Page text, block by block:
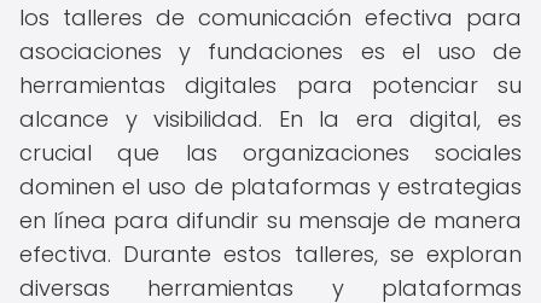
los talleres de comunicación efectiva para
asociaciones y fundaciones es el uso de
herramientas digitales para potenciar su
alcance y visibilidad. En la era digital, es
crucial que las organizaciones sociales
dominen el uso de plataformas y estrategias
en línea para difundir su mensaje de manera
efectiva. Durante estos talleres, se exploran
diversas herramientas y plataformas